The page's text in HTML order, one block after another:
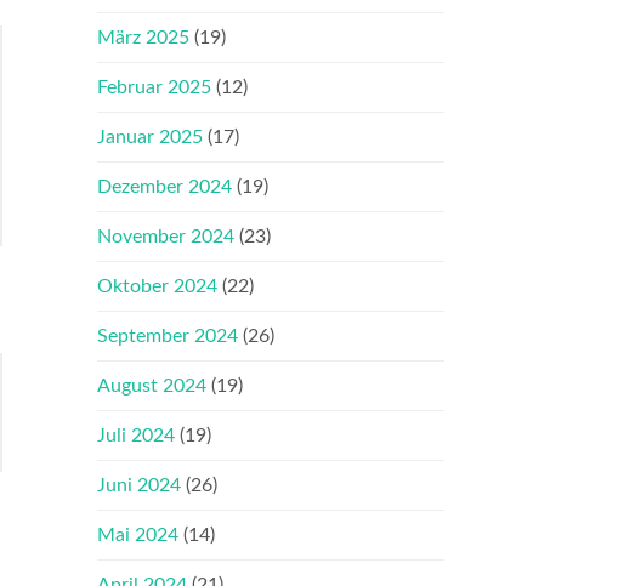
März 2025 (19)
Februar 2025 (12)
Januar 2025 (17)
Dezember 2024 (19)
November 2024 (23)
Oktober 2024 (22)
September 2024 (26)
August 2024 (19)
Juli 2024 (19)
Juni 2024 (26)
Mai 2024 (14)